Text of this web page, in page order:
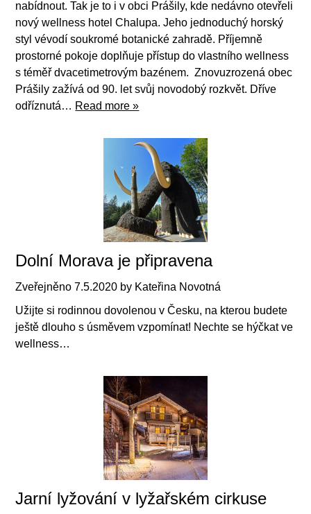
nabídnout. Tak je to i v obci Prášily, kde nedávno otevřeli
nový wellness hotel Chalupa. Jeho jednoduchý horský
styl vévodí soukromé botanické zahradě. Příjemně
prostorné pokoje doplňuje přístup do vlastního wellness
s téměř dvacetimetrovým bazénem. Znovuzrozená obec
Prášily zažívá od 90. let svůj novodobý rozkvět. Dříve
odříznutá… Read more »
Dolní Morava je připravena
Zveřejněno7.5.2020 by Kateřina Novotná
Užijte si rodinnou dovolenou v Česku, na kterou budete
ještě dlouho s úsměvem vzpomínat! Nechte se hýčkat ve
wellness…
Jarní lyžování v lyžařském cirkuse